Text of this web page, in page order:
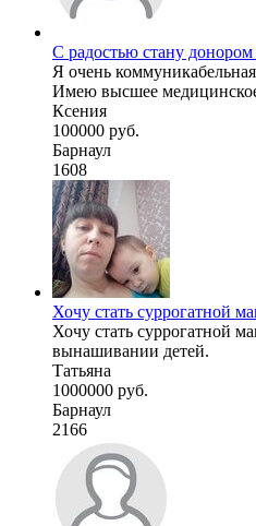
С радостью стану донором
Я очень
Имею высшее
Ксения
100000 руб.
Барнаул
1608
Хочу стать суррогатной
Хочу стать суррогатной
вынашивании детей.
Татьяна
1000000 руб.
Барнаул
2166